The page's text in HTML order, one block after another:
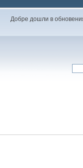
Добре дошли в